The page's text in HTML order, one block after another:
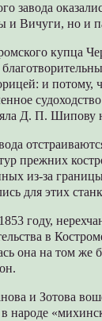
завода
и Вичуги, но и
купца
и потому,
Д. П. Шипову
прежних
из-за
для этих
году,
в
она на том
и Зотова
народе